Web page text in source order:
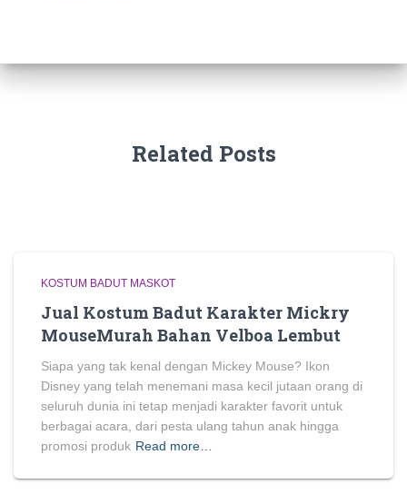
Related Posts
KOSTUM BADUT MASKOT
Jual Kostum Badut Karakter Mickry
MouseMurah Bahan Velboa Lembut
Siapa yang tak kenal dengan Mickey Mouse? Ikon
Disney yang telah menemani masa kecil jutaan orang di
seluruh dunia ini tetap menjadi karakter favorit untuk
berbagai acara, dari pesta ulang tahun anak hingga
promosi produk Read more…